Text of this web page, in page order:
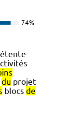
74%
du projet
blocs de